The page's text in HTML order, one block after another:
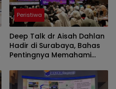
Peristiwa
Deep Talk dr Aisah Dahlan
Hadir di Surabaya, Bahas
Pentingnya Memahami
Membangun Hubungan
Harmonis